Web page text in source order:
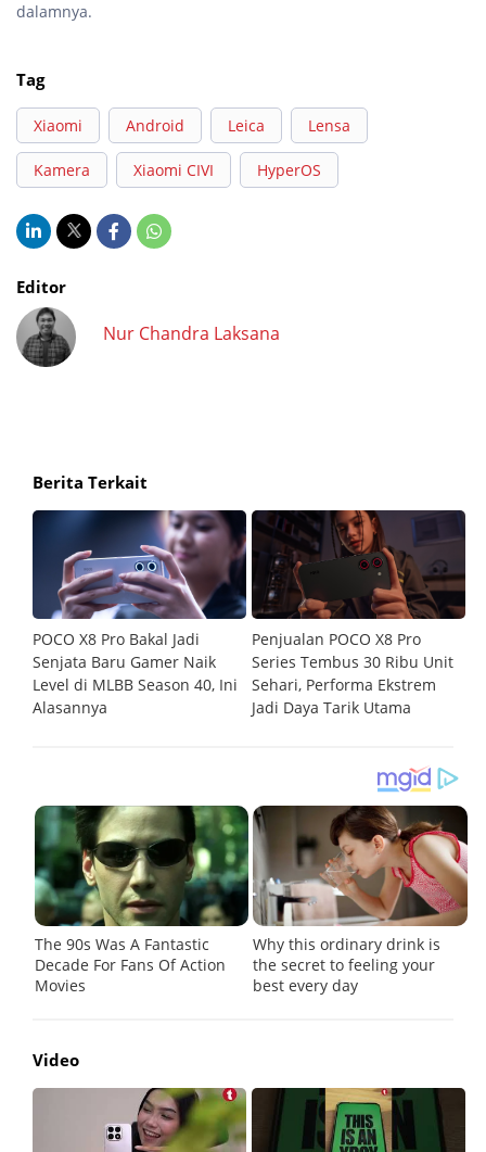
dalamnya.
Tag
Xiaomi Android Leica Lensa
Kamera Xiaomi CIVI HyperOS
Editor
Nur Chandra Laksana
Berita Terkait
POCO X8 Pro Bakal Jadi
Senjata Baru Gamer Naik
Level di MLBB Season 40, Ini
Alasannya
Penjualan POCO X8 Pro
Series Tembus 30 Ribu Unit
Sehari, Performa Ekstrem
Jadi Daya Tarik Utama
Video